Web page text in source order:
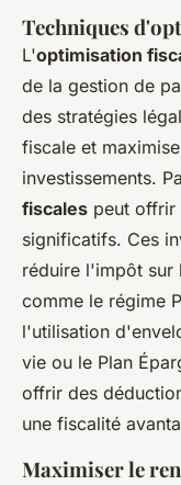
Techniques
L'optimisation
de la gestion de
des stratégies
fiscale et
investissements.
fiscales peut offrir
significatifs. Ces
réduire l'impôt sur
comme le régime
l'utilisation
vie ou le Plan
offrir des
une fiscalité
Maximiser le